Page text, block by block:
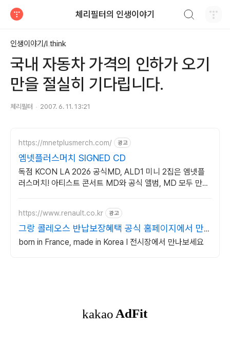
체리필터의 인생이야기
인생이야기/I think
국내 자동차 가격의 인하가 오기
만을 절실히 기다립니다.
체리필터 2007. 6. 11. 13:21
https://mnetplusmerch.com/ 광고
엠넷플러스머치 SIGNED CD
독점 KCON LA 2026 공식MD, ALD1 미니 2집은 엠넷플
러스머치! 아티스트 콘서트 MD와 공식 앨범, MD 모두 만나
https://www.renault.co.kr 광고
그랑 콜레오스 반납보장혜택 공식 홈페이지에서 만
나보세요
born in France, made in Korea I 전시장에서 만나보세요